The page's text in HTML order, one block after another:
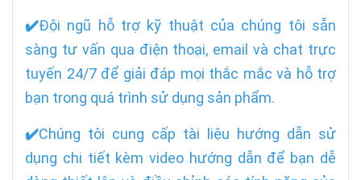
✔️Đội ngũ hỗ trợ kỹ thuật của chúng tôi sẵn
sàng tư vấn qua điện thoại, email và chat trực
tuyến 24/7 để giải đáp mọi thắc mắc và hỗ trợ
bạn trong quá trình sử dụng sản phẩm.
✔️Chúng tôi cung cấp tài liệu hướng dẫn sử
dụng chi tiết kèm video hướng dẫn để bạn dễ